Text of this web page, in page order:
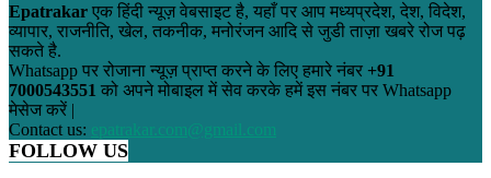
Epatrakar एक हिंदी न्यूज़ वेबसाइट है, यहाँ पर आप मध्यप्रदेश, देश, विदेश,
व्यापार, राजनीति, खेल, तकनीक, मनोरंजन आदि से जुडी ताज़ा खबरे रोज पढ़
सकते है.
Whatsapp पर रोजाना न्यूज़ प्राप्त करने के लिए हमारे नंबर +91
7000543551 को अपने मोबाइल में सेव करके हमें इस नंबर पर Whatsapp
मेसेज करें |
Contact us: epatrakar.com@gmail.com
FOLLOW US